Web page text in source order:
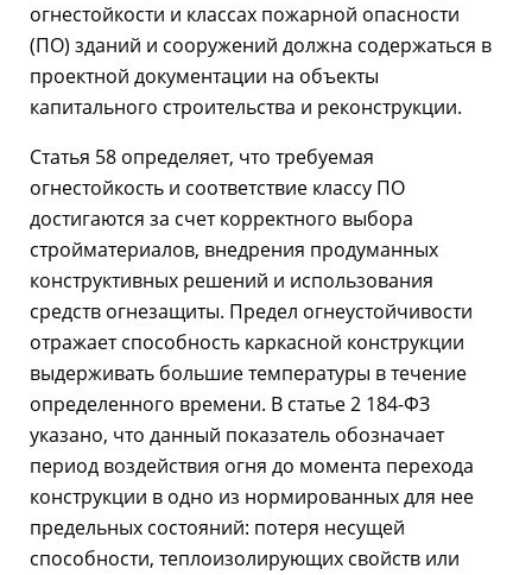
огнестойкости и классах пожарной опасности
(ПО) зданий и сооружений должна содержаться в
проектной документации на объекты
капитального строительства и реконструкции.
Статья 58 определяет, что требуемая
огнестойкость и соответствие классу ПО
достигаются за счет корректного выбора
стройматериалов, внедрения продуманных
конструктивных решений и использования
средств огнезащиты. Предел огнеустойчивости
отражает способность каркасной конструкции
выдерживать большие температуры в течение
определенного времени. В статье 2 184-ФЗ
указано, что данный показатель обозначает
период воздействия огня до момента перехода
конструкции в одно из нормированных для нее
предельных состояний: потеря несущей
способности, теплоизолирующих свойств или